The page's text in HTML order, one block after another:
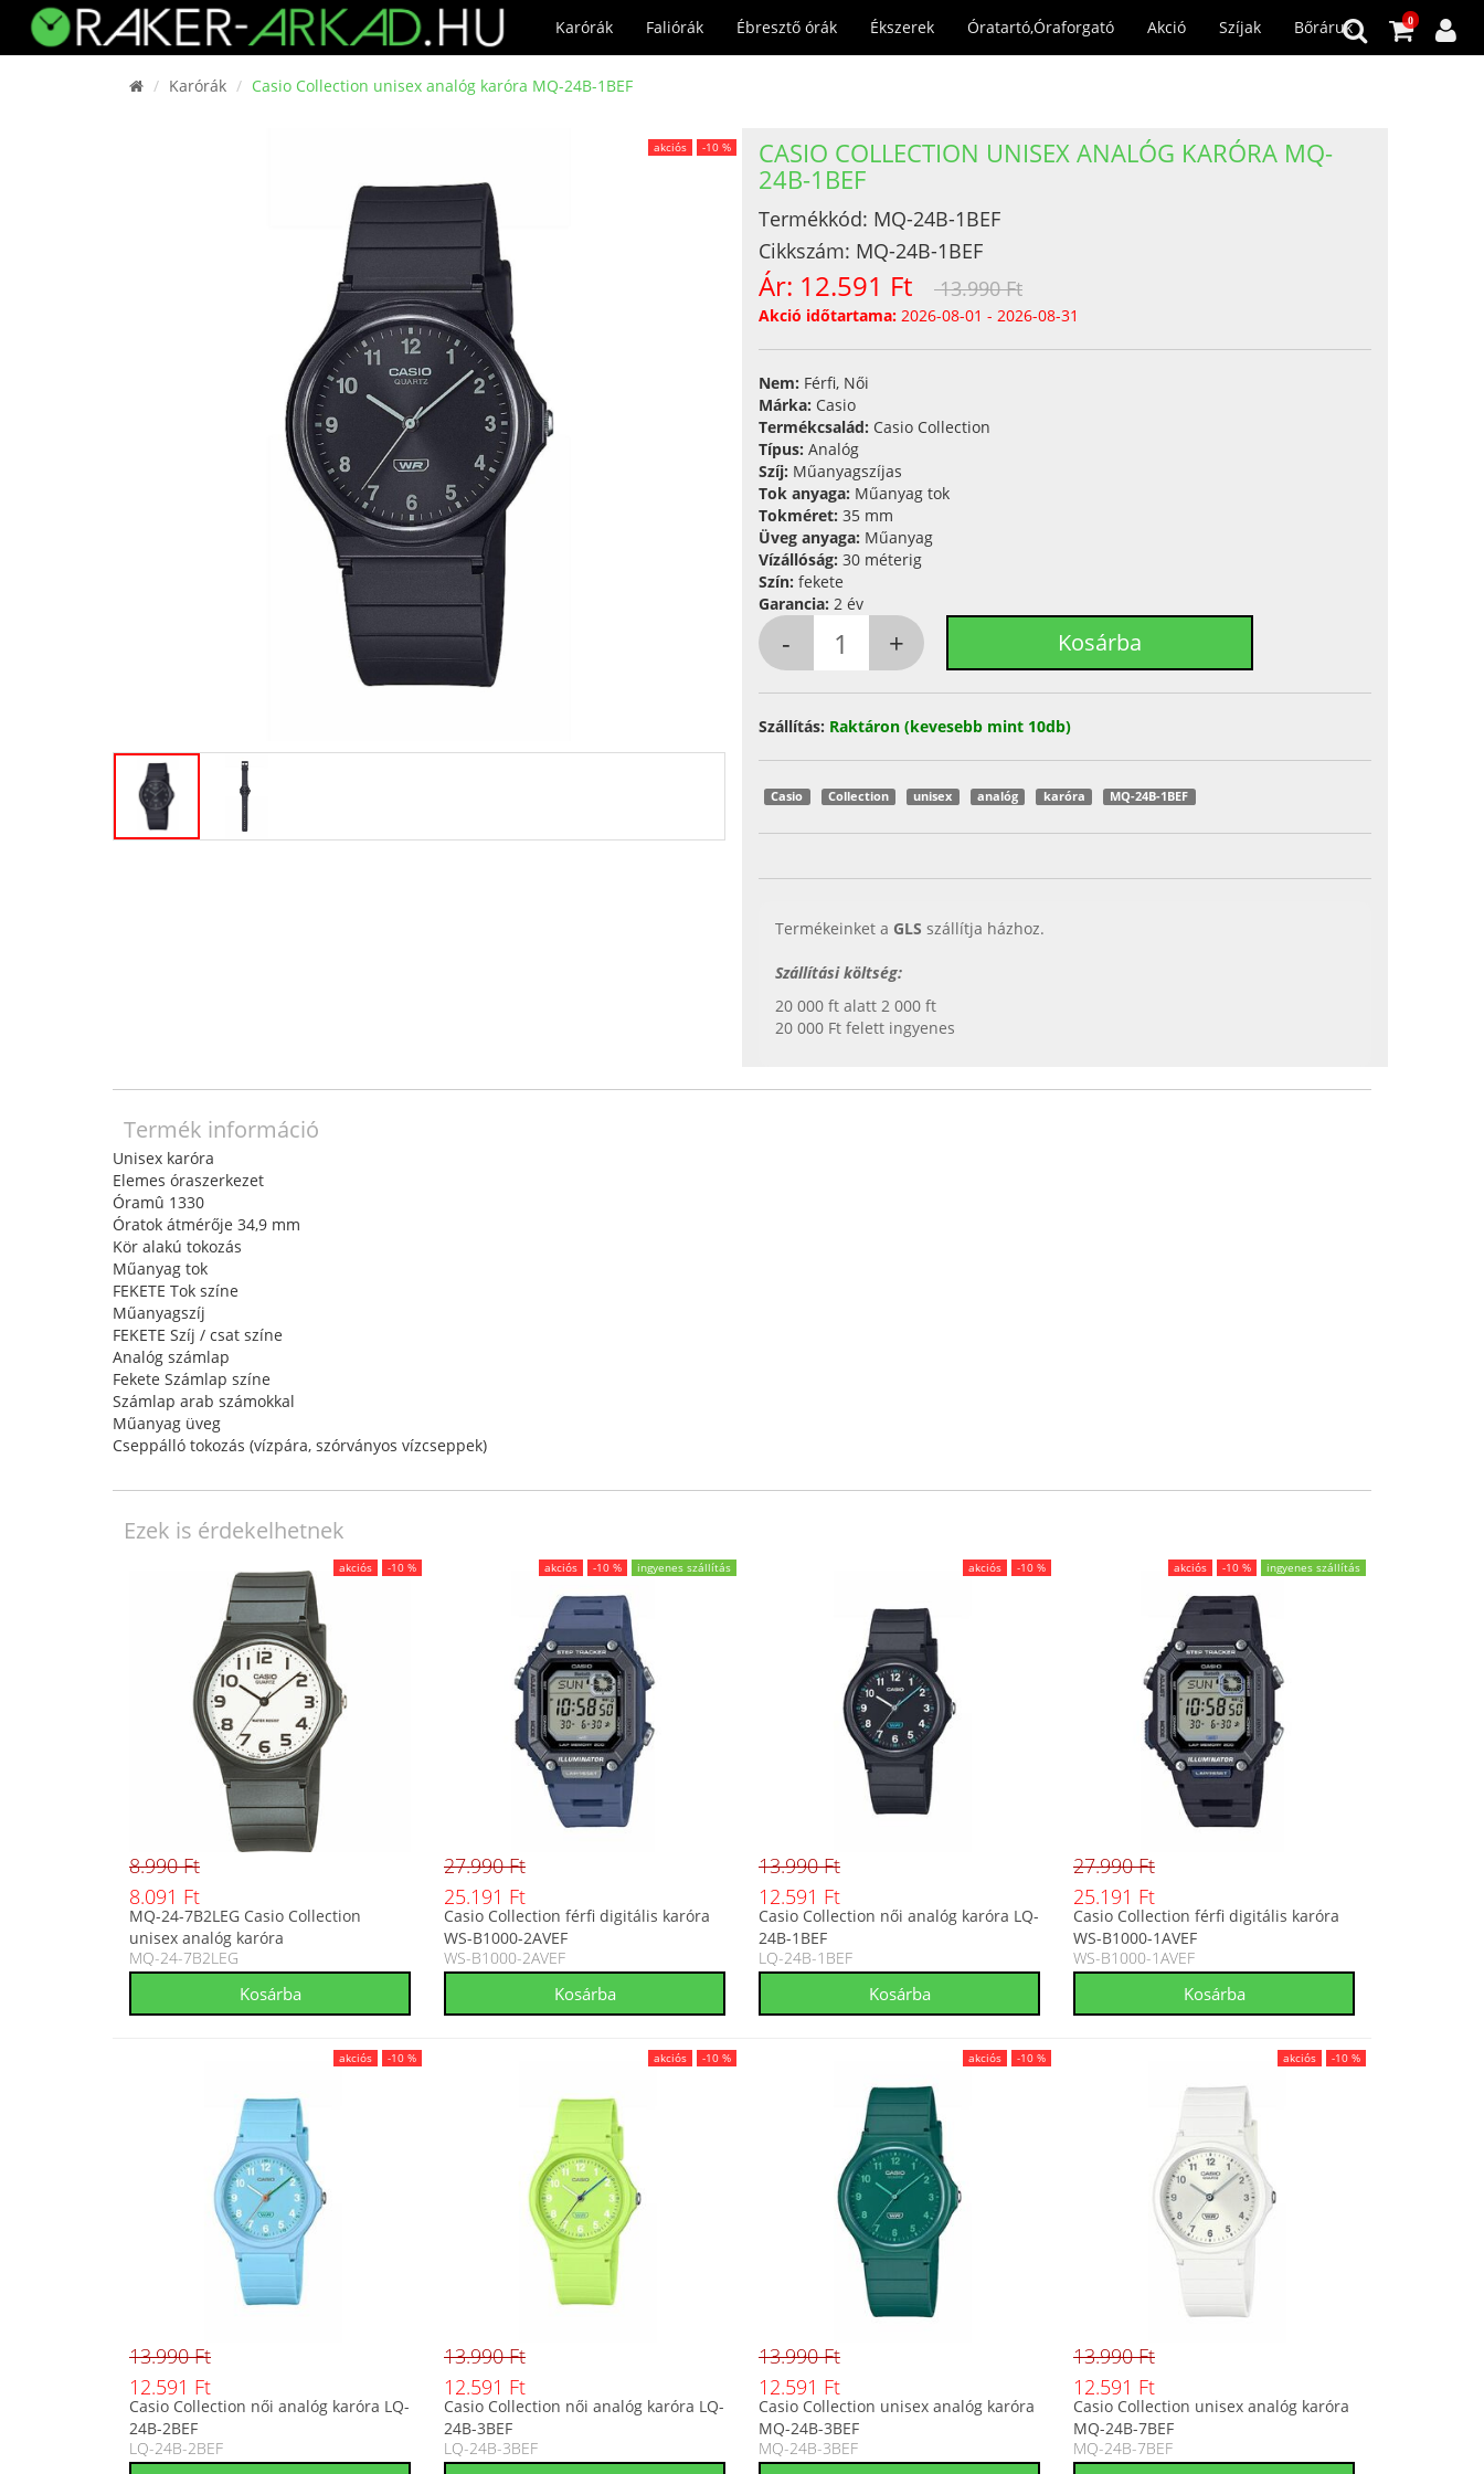
0
Karórák Faliórák Ébresztő órák Ékszerek Óratartó,Óraforgató Akció Szíjak Bőráruk
Karórák Casio Collection unisex analóg karóra MQ-24B-1BEF
akciós -10 %
CASIO COLLECTION UNISEX ANALÓG KARÓRA MQ-
24B-1BEF
Termékkód: MQ-24B-1BEF
Cikkszám: MQ-24B-1BEF
Ár: 12.591 Ft 13.990 Ft
Akció időtartama: 2026-08-01 - 2026-08-31
Nem: Férfi, Női
Márka: Casio
Termékcsalád: Casio Collection
Típus: Analóg
Szíj: Műanyagszíjas
Tok anyaga: Műanyag tok
Tokméret: 35 mm
Üveg anyaga: Műanyag
Vízállóság: 30 méterig
Szín: fekete
Garancia: 2 év
Szállítás: Raktáron (kevesebb mint 10db)
Casio Collection unisex analóg karóra MQ-24B-1BEF
Termékeinket a GLS szállítja házhoz.
Szállítási költség:
20 000 ft alatt 2 000 ft
20 000 Ft felett ingyenes
Termék információ
Unisex karóra
Elemes óraszerkezet
Óramû 1330
Óratok átmérője 34,9 mm
Kör alakú tokozás
Műanyag tok
FEKETE Tok színe
Műanyagszíj
FEKETE Szíj / csat színe
Analóg számlap
Fekete Számlap színe
Számlap arab számokkal
Műanyag üveg
Cseppálló tokozás (vízpára, szórványos vízcseppek)
Ezek is érdekelhetnek
akciós -10 %
8.990 Ft
8.091 Ft
MQ-24-7B2LEG Casio Collection
unisex analóg karóra
MQ-24-7B2LEG
akciós -10 % ingyenes szállítás
27.990 Ft
25.191 Ft
Casio Collection férfi digitális karóra
WS-B1000-2AVEF
WS-B1000-2AVEF
akciós -10 %
13.990 Ft
12.591 Ft
Casio Collection női analóg karóra LQ-
24B-1BEF
LQ-24B-1BEF
akciós -10 % ingyenes szállítás
27.990 Ft
25.191 Ft
Casio Collection férfi digitális karóra
WS-B1000-1AVEF
WS-B1000-1AVEF
akciós -10 %
13.990 Ft
12.591 Ft
Casio Collection női analóg karóra LQ-
24B-2BEF
LQ-24B-2BEF
akciós -10 %
13.990 Ft
12.591 Ft
Casio Collection női analóg karóra LQ-
24B-3BEF
LQ-24B-3BEF
akciós -10 %
13.990 Ft
12.591 Ft
Casio Collection unisex analóg karóra
MQ-24B-3BEF
MQ-24B-3BEF
akciós -10 %
13.990 Ft
12.591 Ft
Casio Collection unisex analóg karóra
MQ-24B-7BEF
MQ-24B-7BEF